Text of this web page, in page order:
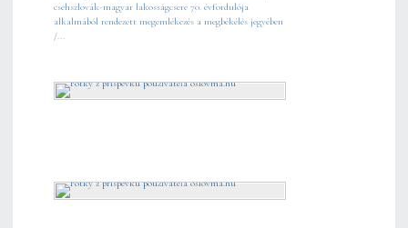
csehszlovák-magyar lakosságcsere 70. évfordulója
alkalmából rendezett megemlékezés a megbékélés jegyében
/...